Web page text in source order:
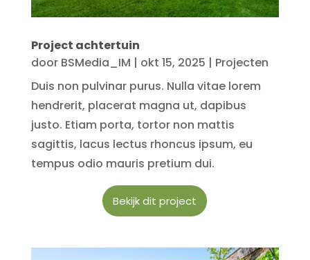
Project achtertuin
door BSMedia_IM | okt 15, 2025 | Projecten
Duis non pulvinar purus. Nulla vitae lorem
hendrerit, placerat magna ut, dapibus
justo. Etiam porta, tortor non mattis
sagittis, lacus lectus rhoncus ipsum, eu
tempus odio mauris pretium dui.
Bekijk dit project